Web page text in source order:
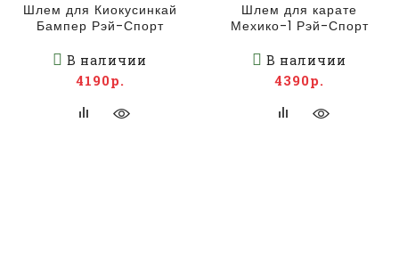
Шлем для Киокусинкай
Бампер Рэй-Спорт
В наличии
4190р.
Шлем для карате
Мехико-1 Рэй-Спорт
В наличии
4390р.